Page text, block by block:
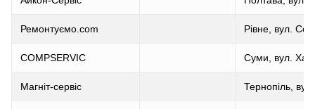
Ремонтуємо.сom Рівне, вул.
COMPSERVIC Суми, вул.
Магніт-сервіс Тернопіль,